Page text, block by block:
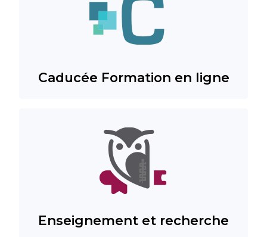
Caducée Formation en ligne
Enseignement et recherche